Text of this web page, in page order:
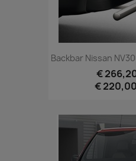
Backbar Nissan
€
€ 220,00